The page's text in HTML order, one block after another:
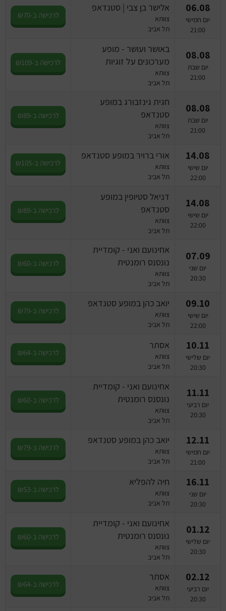
הרצאות
סרטים
חופשה והופעה
06.08
יום חמישי
21:00
אלישר בן צבי | סטנדאפ
צוותא
תל אביב
לרכישה ב-₪70
08.08
יום שבת
21:00
באושר ועושר - מופע
מערכונים על זוגיות
צוותא
תל אביב
לרכישה ב-₪109
08.08
יום שבת
21:00
חגית גינזבורג במופע
סטנדאפ
צוותא
תל אביב
לרכישה ב-₪89
14.08
יום שישי
22:00
אורי ברויר במופע סטנדאפ
צוותא
תל אביב
לרכישה ב-₪105
14.08
יום שישי
22:00
דניאל סטיופין במופע
סטנדאפ
צוותא
תל אביב
לרכישה ב-₪89
07.09
יום שני
20:30
אחינועם ואני - קומדיית
נונסנס רומנטית
צוותא
תל אביב
לרכישה ב-₪60
09.10
יום שישי
22:00
יואב כהן במופע סטנדאפ
צוותא
תל אביב
לרכישה ב-₪79
10.11
יום שלישי
20:30
אסתר
צוותא
תל אביב
לרכישה ב-₪64
11.11
יום רביעי
20:30
אחינועם ואני - קומדיית
נונסנס רומנטית
צוותא
תל אביב
לרכישה ב-₪60
12.11
יום חמישי
21:00
יואב כהן במופע סטנדאפ
צוותא
תל אביב
לרכישה ב-₪79
16.11
יום שני
20:30
חיה להפליא
צוותא
תל אביב
לרכישה ב-₪53
01.12
יום שלישי
20:30
אחינועם ואני - קומדיית
נונסנס רומנטית
צוותא
תל אביב
לרכישה ב-₪60
02.12
יום רביעי
20:30
אסתר
צוותא
תל אביב
לרכישה ב-₪64